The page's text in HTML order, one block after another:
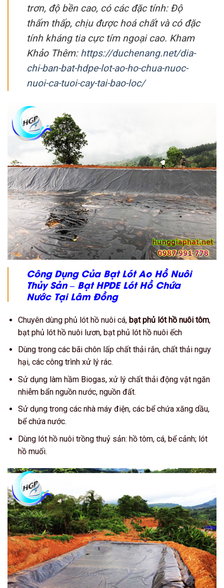
trơn, độ bền cao, có các đặc tính: Độ
thấm thấp, chịu được hoá chất và có đặc
tính kháng tia cực tím ngoại cao. Kham
Khảo Thêm: https://duchenang.net/dia-
chi-ban-bat-hdpe-lot-ao-ho-chua-nuoc-
nuoi-ca-tuoi-cay-tai-bao-loc/
Công Dụng Của Bạt Lót Ao Hồ Nuôi
Thủy Sản – Bạt HPDE Lót Hồ Chứa
Nước Tại Lâm Đồng
Chuyên dùng phủ lót hồ nuôi cá, bạt phủ lót hồ nuôi tôm,
bạt phủ lót hồ nuôi lươn, bạt phủ lót hồ nuôi ếch
Dùng trong các bãi chôn lấp chất thải rắn, chất thải nguy
hại, các công trình xử lý rác.
Sử dụng làm hầm Biogas, xử lý chất thải động vật ngăn
nhiễm bẩn nguồn nước, nguồn đất.
Sử dụng trong các nhà máy điện, các bể chứa xăng dầu,
bể chứa nước.
Dùng lót hồ nuôi trồng thuỷ sản: hồ tôm, cá, bể cảnh; lót
hồ muối.